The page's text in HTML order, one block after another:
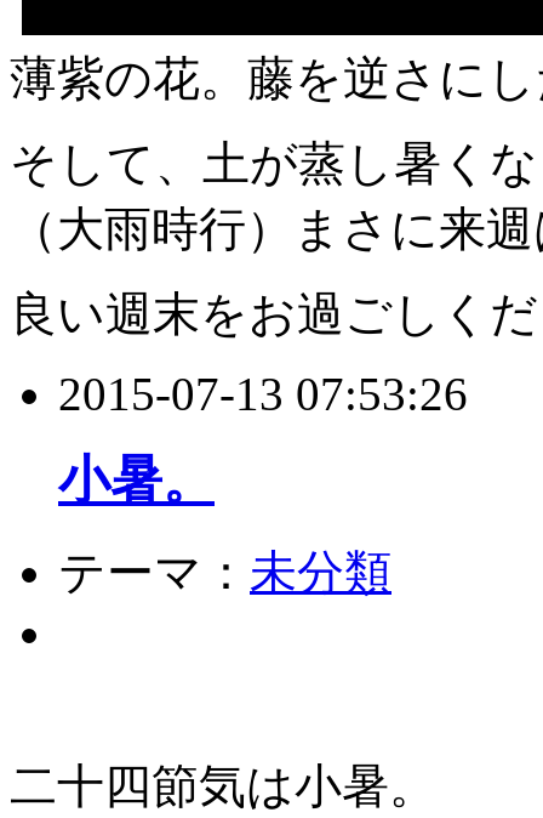
薄紫の花。藤を逆さに
そして、土が蒸し暑く
（大雨時行）まさに来
良い週末をお過ごしく
2015-07-13 07:53:26
小暑。
テーマ： 未分類
二十四節気は小暑。